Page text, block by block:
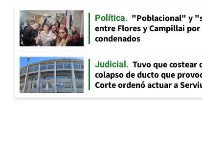
Política
"Poblacional" y
entre Flores y Campillai
condenados
Judicial
Tuvo que costear
colapso de ducto que
Corte ordenó actuar a